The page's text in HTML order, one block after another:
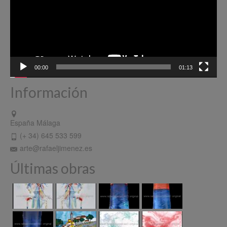
00:00 01:13
Información
España Málaga
(+ 34) 645 533 599
arte@rafaeljimenez.es
Últimas obras